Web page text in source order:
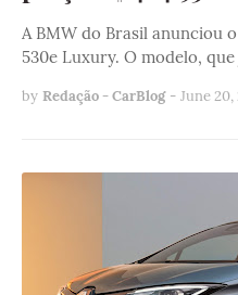
A BMW do Brasil anunciou
530e Luxury. O modelo,
by Redação - CarBlog - June 20,